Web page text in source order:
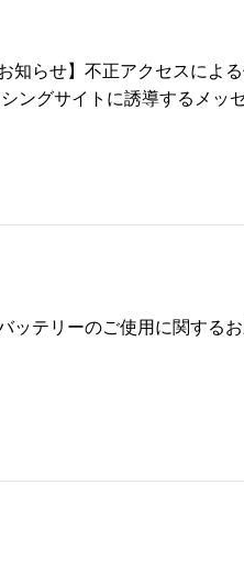
お知らせ】不正アクセスによ
ングサイトに誘導するメッ
ッテリーのご使用に関する